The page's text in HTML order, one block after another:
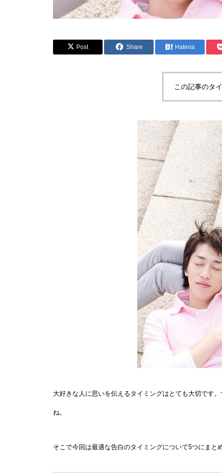
Post Share Hatena
この記事のタ
大好きな人に思いを伝えるタイミングはとても大切です
ね。
そこで今回は最適な告白のタイミングについて5つにまと